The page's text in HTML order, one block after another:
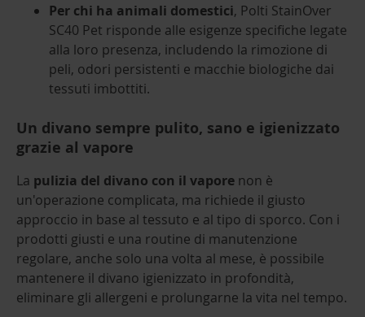
Per chi ha animali domestici, Polti StainOver
SC40 Pet risponde alle esigenze specifiche legate
alla loro presenza, includendo la rimozione di
peli, odori persistenti e macchie biologiche dai
tessuti imbottiti.
Un divano sempre pulito, sano e igienizzato
grazie al vapore
La pulizia del divano con il vapore non è
un'operazione complicata, ma richiede il giusto
approccio in base al tessuto e al tipo di sporco. Con i
prodotti giusti e una routine di manutenzione
regolare, anche solo una volta al mese, è possibile
mantenere il divano igienizzato in profondità,
eliminare gli allergeni e prolungarne la vita nel tempo.